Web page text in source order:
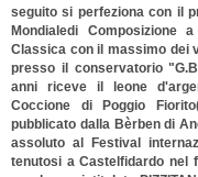
seguito si perfeziona con il
Mondialedi
Classica con il massimo dei
presso il conservatorio
anni riceve il leone
Coccione di Poggio
pubblicato dalla Bèrben di
assoluto al Festival
tenutosi a Castelfidardo nel